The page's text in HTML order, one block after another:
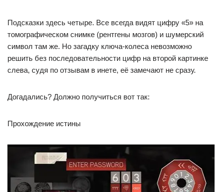
Подсказки здесь четыре. Все всегда видят цифру «5» на
томографическом снимке (рентгены мозгов) и шумерский
символ там же. Но загадку ключа-колеса невозможно
решить без последовательности цифр на второй картинке
слева, судя по отзывам в инете, её замечают не сразу.
Догадались? Должно получиться вот так:
Прохождение истины